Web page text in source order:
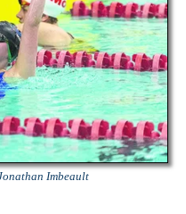
Imbeault